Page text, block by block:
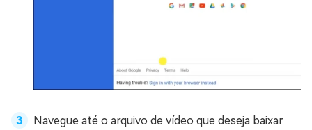
Navegue até o arquivo de vídeo que deseja baixar